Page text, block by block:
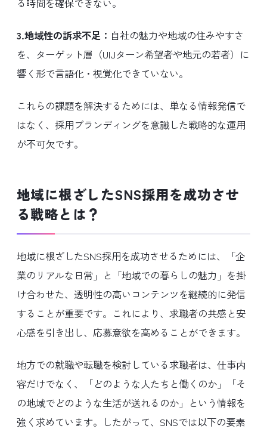
る時間を確保できない。
3.地域性の訴求不足： 自社の魅力や地域の住みやすさ
を、ターゲット層（UIJターン希望者や地元の若者）に
響く形で言語化・視覚化できていない。
これらの課題を解決するためには、単なる情報発信で
はなく、採用ブランディングを意識した戦略的な運用
が不可欠です。
地域に根ざしたSNS採用を成功させ
る戦略とは？
地域に根ざしたSNS採用を成功させるためには、「企
業のリアルな日常」と「地域での暮らしの魅力」を掛
け合わせた、透明性の高いコンテンツを継続的に発信
することが重要です。これにより、求職者の共感と安
心感を引き出し、応募意欲を高めることができます。
地方での就職や転職を検討している求職者は、仕事内
容だけでなく、「どのような人たちと働くのか」「そ
の地域でどのような生活が送れるのか」という情報を
強く求めています。したがって、SNSでは以下の要素